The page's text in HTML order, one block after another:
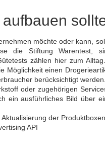
möchte oder kann,
die Stiftung Warentest,
zählen hier zum
einen
berücksichtigt
oder zugehörigen
ein ausführliches Bild über
der
API